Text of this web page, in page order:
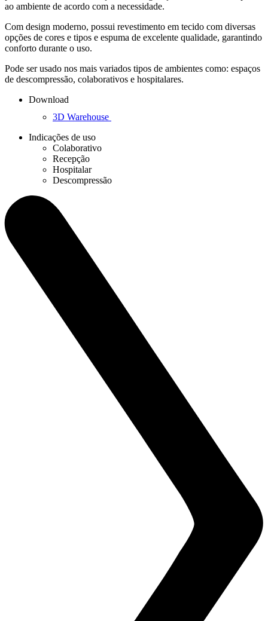
ao ambiente de acordo com a necessidade.
Com design moderno, possui revestimento em tecido com diversas
opções de cores e tipos e espuma de excelente qualidade, garantindo
conforto durante o uso.
Pode ser usado nos mais variados tipos de ambientes como: espaços
de descompressão, colaborativos e hospitalares.
Download
3D Warehouse
Indicações de uso
Colaborativo
Recepção
Hospitalar
Descompressão